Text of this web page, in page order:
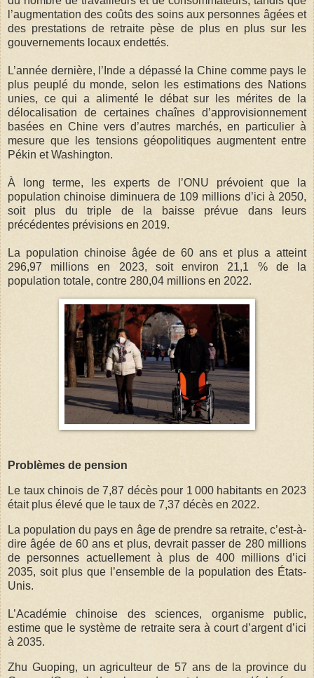
l’augmentation des coûts des soins aux personnes âgées et
des prestations de retraite pèse de plus en plus sur les
gouvernements locaux endettés.
L’année dernière, l’Inde a dépassé la Chine comme pays le
plus peuplé du monde, selon les estimations des Nations
unies, ce qui a alimenté le débat sur les mérites de la
délocalisation de certaines chaînes d’approvisionnement
basées en Chine vers d’autres marchés, en particulier à
mesure que les tensions géopolitiques augmentent entre
Pékin et Washington.
À long terme, les experts de l’ONU prévoient que la
population chinoise diminuera de 109 millions d’ici à 2050,
soit plus du triple de la baisse prévue dans leurs
précédentes prévisions en 2019.
La population chinoise âgée de 60 ans et plus a atteint
296,97 millions en 2023, soit environ 21,1 % de la
population totale, contre 280,04 millions en 2022.
Problèmes de pension
Le taux chinois de 7,87 décès pour 1 000 habitants en 2023
était plus élevé que le taux de 7,37 décès en 2022.
La population du pays en âge de prendre sa retraite, c’est-à-
dire âgée de 60 ans et plus, devrait passer de 280 millions
de personnes actuellement à plus de 400 millions d’ici
2035, soit plus que l’ensemble de la population des États-
Unis.
L’Académie chinoise des sciences, organisme public,
estime que le système de retraite sera à court d’argent d’ici
à 2035.
Zhu Guoping, un agriculteur de 57 ans de la province du